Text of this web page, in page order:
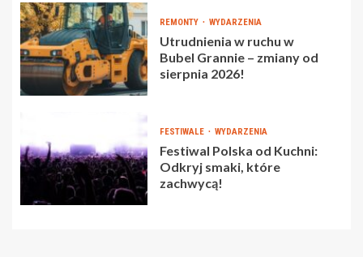
REMONTY WYDARZENIA
Utrudnienia w ruchu w
Bubel Grannie – zmiany od
sierpnia 2026!
FESTIWALE WYDARZENIA
Festiwal Polska od Kuchni:
Odkryj smaki, które
zachwycą!